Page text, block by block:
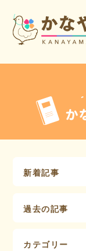
-
か
新着記事
過去の記事
カテゴリー